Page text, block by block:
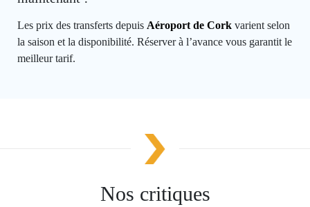
Les prix des transferts depuis Aéroport de Cork varient selon
la saison et la disponibilité. Réserver à l’avance vous garantit le
meilleur tarif.
Nos critiques